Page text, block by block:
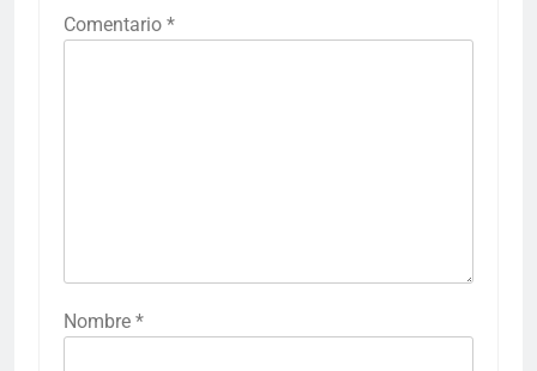
Comentario *
Nombre *